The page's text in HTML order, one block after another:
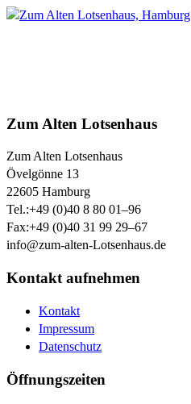
Zum Alten Lotsenhaus
Zum Alten Lotsenhaus
Övelgönne 13
22605 Hamburg
Tel.:+49 (0)40 8 80 01–96
Fax:+49 (0)40 31 99 29–67
info@zum-alten-Lotsenhaus.de
Kontakt aufnehmen
Kontakt
Impressum
Datenschutz
Öffnungszeiten